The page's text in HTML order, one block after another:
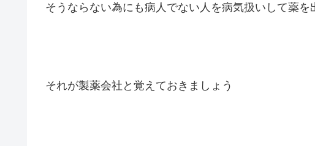
そうならない為にも病人でない人を病気扱いして薬
それが製薬会社と覚えておきましょう